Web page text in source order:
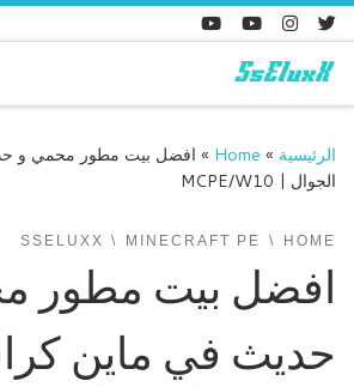
الرئيسية »
Home
» افضل بيت مطور محمي و
الجوال | MCPE/W10
HOME
MINECRAFT PE
SSELUXX
افضل بيت مطور
حديث في ماين